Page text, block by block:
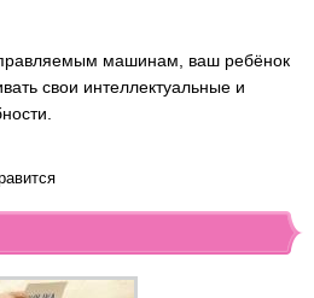
машинам, ваш ребёнок
свои интеллектуальные и